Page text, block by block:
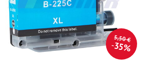
5,50 €
35%